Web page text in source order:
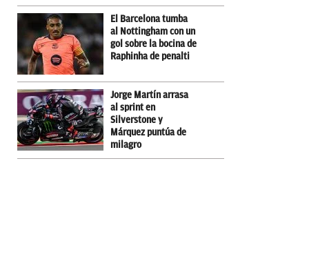
El Barcelona tumba
al Nottingham con un
gol sobre la bocina de
Raphinha de penalti
Jorge Martín arrasa
al sprint en
Silverstone y
Márquez puntúa de
milagro